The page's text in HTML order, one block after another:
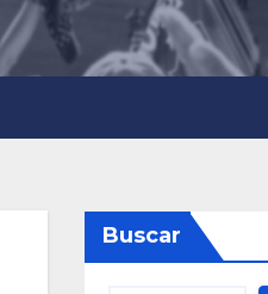
Buscar